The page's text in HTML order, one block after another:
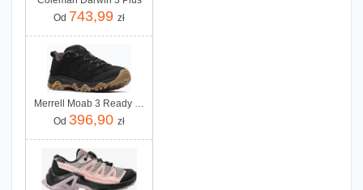
Od 743,99 zł
Merrell Moab 3 Ready Zip Black
Od 396,90 zł